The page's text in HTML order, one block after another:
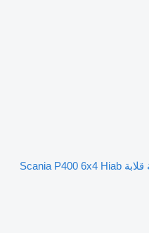
شاحنة قلابة Scania P400 6x4 Hiab